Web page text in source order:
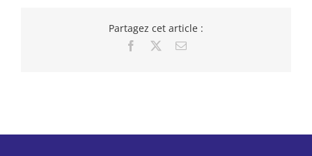
Partagez cet article :
Facebook Email